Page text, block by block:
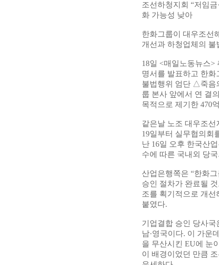
조선하청지회 “저임
화 가능성 낮아
한화그룹이 대우조선
개선과 하청업체의
18일 <매일노동뉴스
명서를 발표하고 한
불법행위 엄단 △죽음
룹 본사 앞에서 연 결
목적으로 제기한 470
같은날 노조 대우조
19일부터 실무협의회
난 16일 오후 한국산
수에 따른 국내외 당
산업은행쪽은 “한화
승인 절차가 완료될
조를 획기적으로 개
붙였다.
기업결합 승인 당사국
남·영국이다. 이 가운
을 무산시킨 EU에 눈
이 배경이었던 만큼